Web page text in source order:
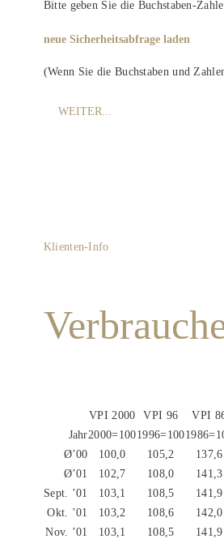
Bitte geben Sie die Buchstaben-
neue Sicherheitsabfrage laden
(Wenn Sie die Buchstaben und
Klienten-Info
VPI 2000 VPI 96 VPI
Jahr2000=1001996=100
Ø’00
100,0 105,2 137,6
Ø’01
102,7 108,0 141,3
Sept. ’01
103,1 108,5 141,9
Okt. ’01
103,2 108,6 142,0
Nov. ’01
103,1 108,5 141,9